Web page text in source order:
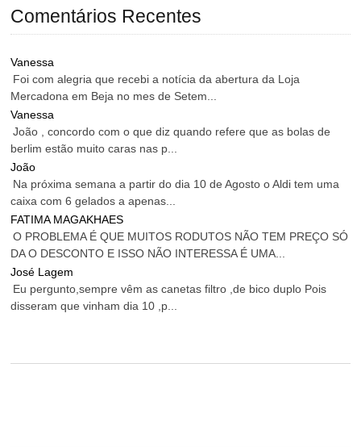
Comentários Recentes
Vanessa
Foi com alegria que recebi a notícia da abertura da Loja
Mercadona em Beja no mes de Setem...
Vanessa
João , concordo com o que diz quando refere que as bolas de
berlim estão muito caras nas p...
João
Na próxima semana a partir do dia 10 de Agosto o Aldi tem uma
caixa com 6 gelados a apenas...
FATIMA MAGAKHAES
O PROBLEMA É QUE MUITOS RODUTOS NÃO TEM PREÇO SÓ
DA O DESCONTO E ISSO NÃO INTERESSA É UMA...
José Lagem
Eu pergunto,sempre vêm as canetas filtro ,de bico duplo Pois
disseram que vinham dia 10 ,p...